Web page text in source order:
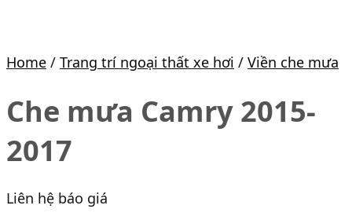
Home / Trang trí ngoại thất xe hơi / Viền che mưa
Che mưa Camry 2015-
2017
Liên hệ báo giá